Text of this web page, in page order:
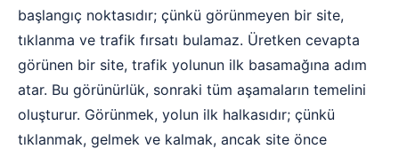
başlangıç noktasıdır; çünkü görünmeyen bir site,
tıklanma ve trafik fırsatı bulamaz. Üretken cevapta
görünen bir site, trafik yolunun ilk basamağına adım
atar. Bu görünürlük, sonraki tüm aşamaların temelini
oluşturur. Görünmek, yolun ilk halkasıdır; çünkü
tıklanmak, gelmek ve kalmak, ancak site önce